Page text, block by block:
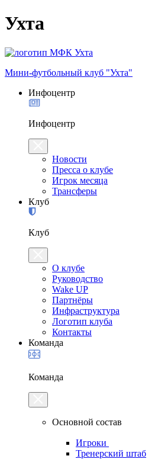
Ухта
Мини-футбольный клуб "Ухта"
Инфоцентр
Инфоцентр
Новости
Пресса о клубе
Игрок месяца
Трансферы
Клуб
Клуб
О клубе
Руководство
Wake UP
Партнёры
Инфраструктура
Логотип клуба
Контакты
Команда
Команда
Основной состав
Игроки
Тренерский штаб